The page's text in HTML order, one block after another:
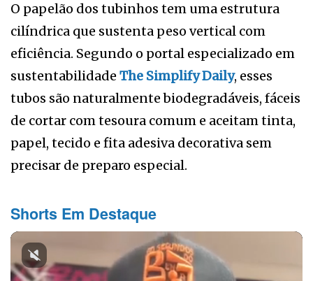
O papelão dos tubinhos tem uma estrutura
cilíndrica que sustenta peso vertical com
eficiência. Segundo o portal especializado em
sustentabilidade The Simplify Daily, esses
tubos são naturalmente biodegradáveis, fáceis
de cortar com tesoura comum e aceitam tinta,
papel, tecido e fita adesiva decorativa sem
precisar de preparo especial.
Shorts Em Destaque